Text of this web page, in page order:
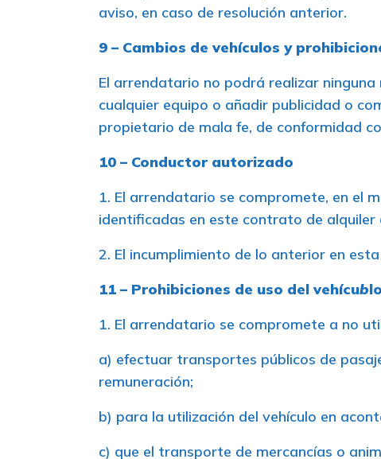
aviso, en caso de resolución anterior.
9 – Cambios de vehículos y
El arrendatario no podrá realizar
cualquier equipo o añadir publicidad o
propietario de mala fe, de conformidad
10 – Conductor autorizado
1. El arrendatario se compromete, en el
identificadas en este contrato de
2. El incumplimiento de lo anterior en
11 – Prohibiciones de uso del vehícub
1. El arrendatario se compromete a no
a) efectuar transportes públicos de
remuneración;
b) para la utilización del vehículo en
c) que el transporte de mercancías o